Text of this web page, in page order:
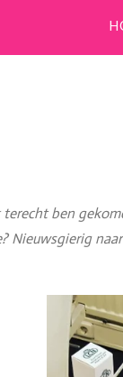
ben
Nieuwsgierig